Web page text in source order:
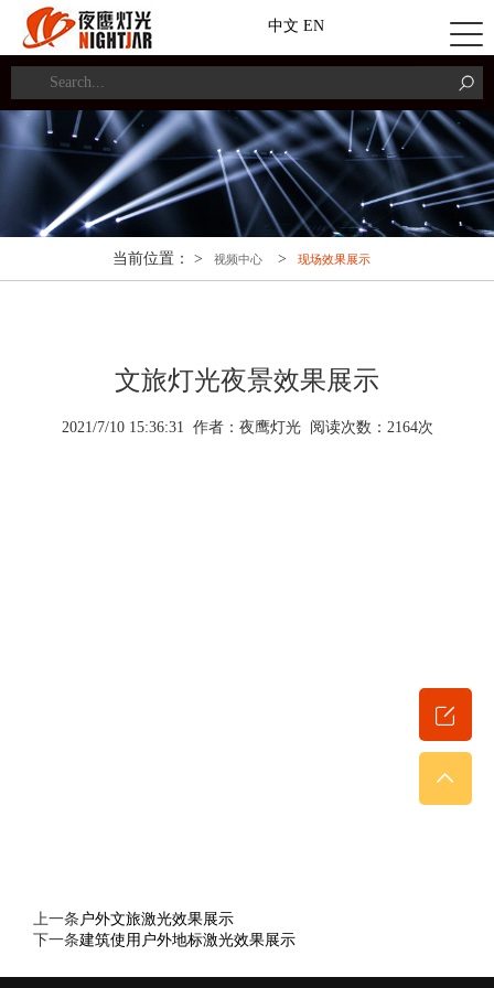
中文 EN
当前位置： > 视频中心 > 现场效果展示
文旅灯光夜景效果展示
2021/7/10 15:36:31 作者：夜鹰灯光 阅读次数： 2164次
上一条 户外文旅激光效果展示
下一条建筑使用户外地标激光效果展示